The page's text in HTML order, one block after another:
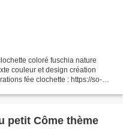
coloré fuschia nature
couleur et design création
fée clochette : https://so-
petit Côme thème